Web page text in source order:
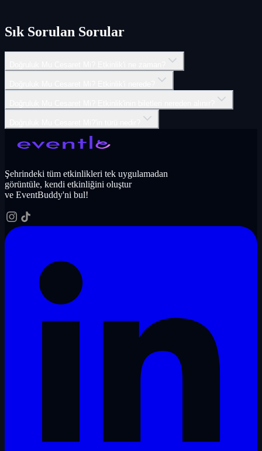
Sık Sorulan Sorular
Şehrindeki tüm etkinlikleri tek uygulamadan
görüntüle, kendi etkinliğini oluştur
ve EventBuddy'ni bul!